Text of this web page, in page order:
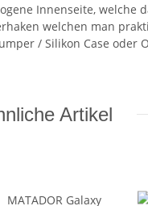
Innenseite,
welchen man
/ Silikon Case oder
Artikel